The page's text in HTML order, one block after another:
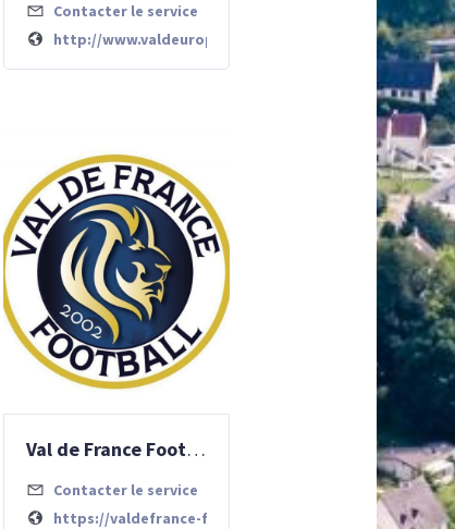
chessyultimate/
Contacter le service
http://www.valdeurope-volley.fr
Val de France Football
Contacter le service
https://valdefrance-football.com/